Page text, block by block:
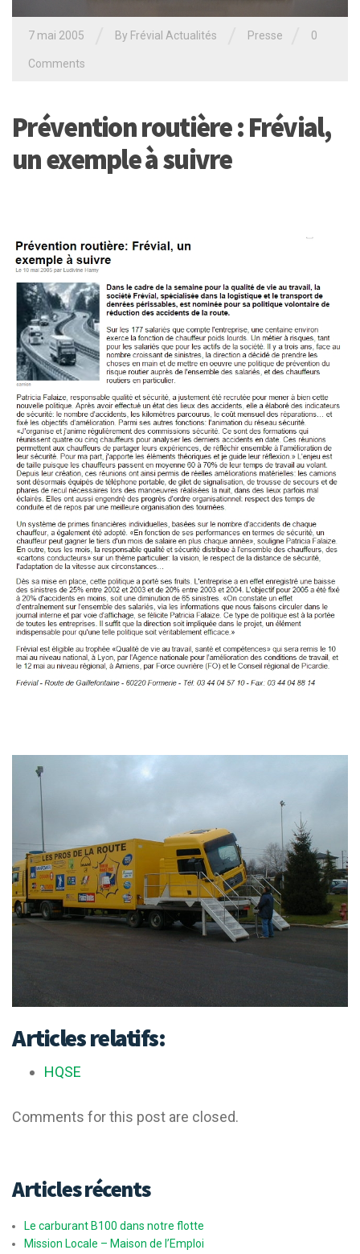
7 mai 2005 By Frévial Actualités Presse 0
Comments
Prévention routière : Frévial,
un exemple à suivre
Articles relatifs:
HQSE
Comments for this post are closed.
Articles récents
Le carburant B100 dans notre flotte
Mission Locale – Maison de l’Emploi